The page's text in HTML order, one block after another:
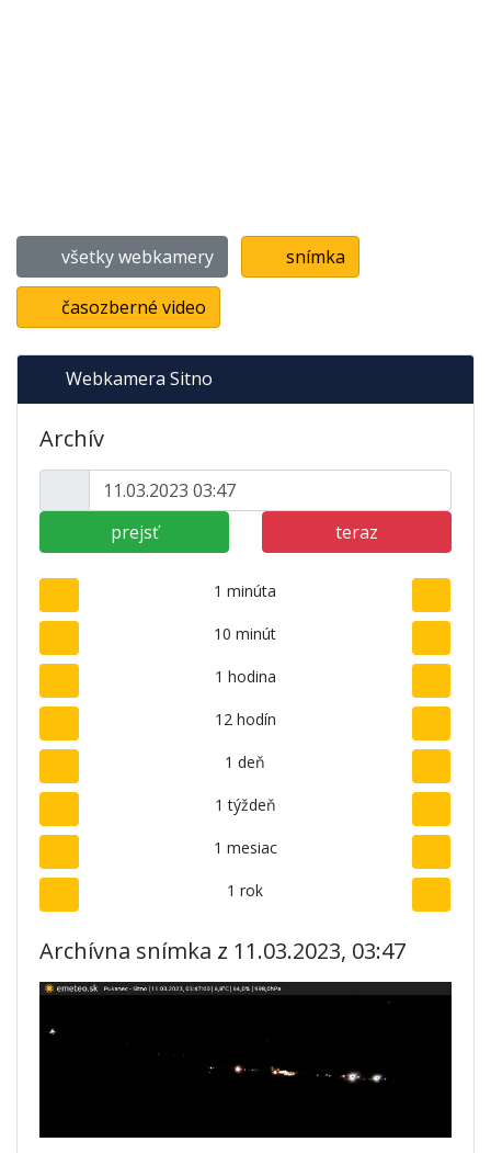
všetky webkamery snímka
časozberné video
Webkamera Sitno
Archív
prejsť teraz
1 minúta
10 minút
1 hodina
12 hodín
1 deň
1 týždeň
1 mesiac
1 rok
Archívna snímka z 11.03.2023, 03:47